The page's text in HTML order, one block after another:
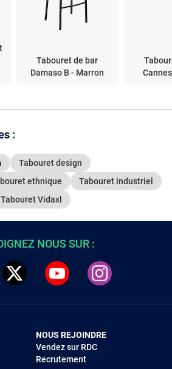
Tabouret de bar
Damaso B - Marron
:
Tabouret design
ethnique
Tabouret industriel
Tabouret Vidaxl
NOUS SUR :
NOUS REJOINDRE
Vendez sur RDC
Recrutement